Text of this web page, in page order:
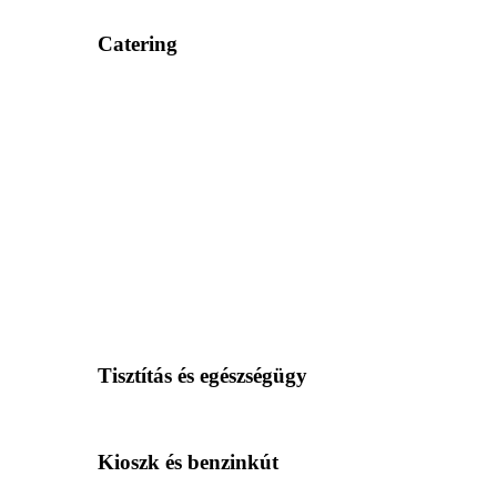
Catering
Tisztítás és egészségügy
Kioszk és benzinkút